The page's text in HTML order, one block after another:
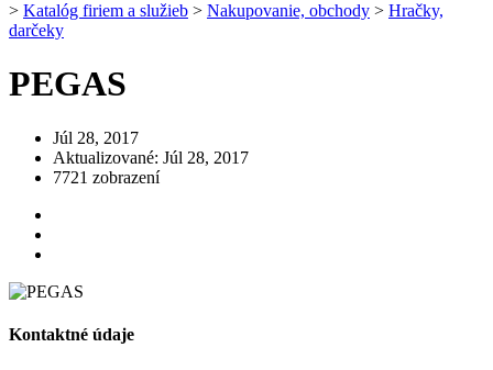
> Katalóg firiem a služieb > Nakupovanie, obchody > Hračky,
darčeky
PEGAS
Júl 28, 2017
Aktualizované: Júl 28, 2017
7721 zobrazení
Kontaktné údaje